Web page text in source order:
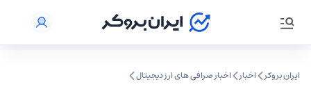
ایران بروکر اخبار اخبار صرافی‌ های ارز دیجیتال